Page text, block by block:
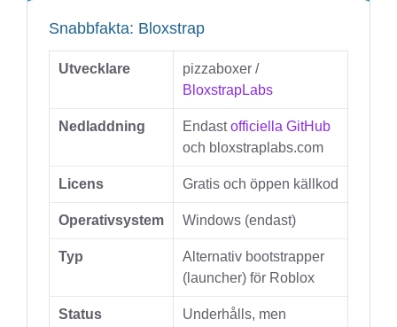
Snabbfakta: Bloxstrap
Utvecklare
pizzaboxer /
BloxstrapLabs
Nedladdning Endastofficiella GitHub
och bloxstraplabs.com
Licens Gratis och öppen källkod
Operativsystem Windows (endast)
Typ
Alternativ bootstrapper
(launcher) för Roblox
Status
Underhålls, men